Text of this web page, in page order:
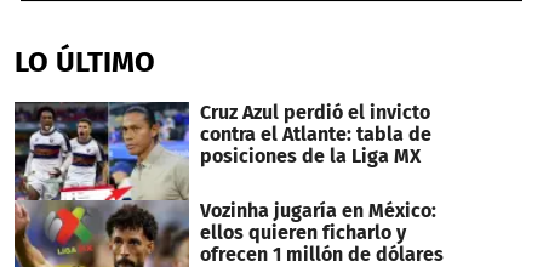
of
1
20
seconds
LO ÚLTIMO
Cruz Azul perdió el invicto
contra el Atlante: tabla de
posiciones de la Liga MX
Vozinha jugaría en México:
ellos quieren ficharlo y
ofrecen 1 millón de dólares